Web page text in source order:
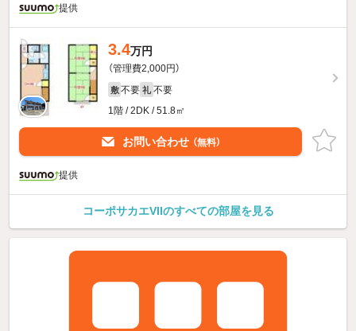
提供
3.4万円
（管理費2,000円）
敷 不要 礼 不要
1階 / 2DK / 51.8㎡
お問い合わせ （無料）
提供
コーポサカエVIIのすべての部屋を見る